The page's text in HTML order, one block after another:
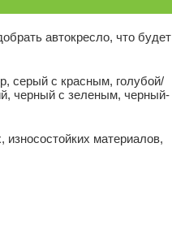
автокресло, что будет
серый с красным, голубой/
черный с зеленым, черный-
материалов,